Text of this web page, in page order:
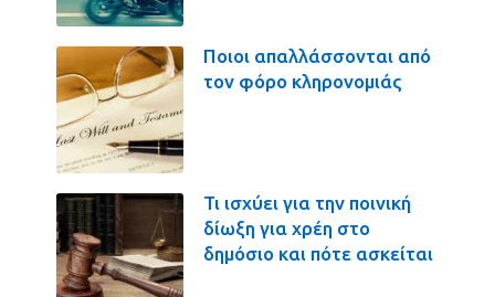
Ποιοι απαλλάσσονται από
τον φόρο κληρονομιάς
Τι ισχύει για την ποινική
δίωξη για χρέη στο
δημόσιο και πότε ασκείται